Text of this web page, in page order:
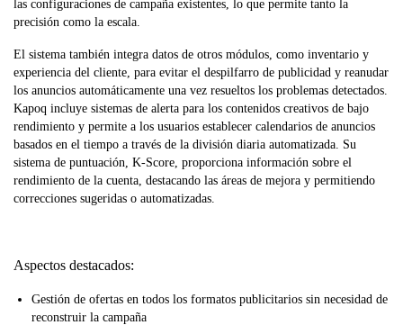
las configuraciones de campaña existentes, lo que permite tanto la
precisión como la escala.
El sistema también integra datos de otros módulos, como inventario y
experiencia del cliente, para evitar el despilfarro de publicidad y reanudar
los anuncios automáticamente una vez resueltos los problemas detectados.
Kapoq incluye sistemas de alerta para los contenidos creativos de bajo
rendimiento y permite a los usuarios establecer calendarios de anuncios
basados en el tiempo a través de la división diaria automatizada. Su
sistema de puntuación, K-Score, proporciona información sobre el
rendimiento de la cuenta, destacando las áreas de mejora y permitiendo
correcciones sugeridas o automatizadas.
Aspectos destacados:
Gestión de ofertas en todos los formatos publicitarios sin necesidad de
reconstruir la campaña